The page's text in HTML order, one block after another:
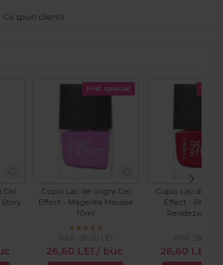
Ce spun clientii
Gel
Story
Pret special
Cupio Lac de unghii Gel
Effect - Magenta Mousse
10ml
26,60 LEI / buc
PRP: 28,00 LEI
Cupio Lac de
Effect - Red
Rendezvous
26,60 LEI
PRP: 28,00